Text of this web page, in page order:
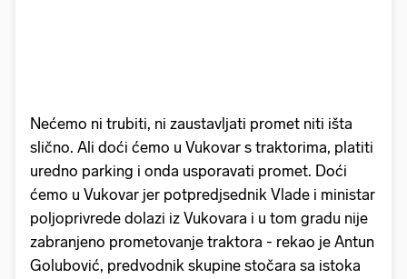
Nećemo ni trubiti, ni zaustavljati promet niti išta
slično. Ali doći ćemo u Vukovar s traktorima, platiti
uredno parking i onda usporavati promet. Doći
ćemo u Vukovar jer potpredjsednik Vlade i ministar
poljoprivrede dolazi iz Vukovara i u tom gradu nije
zabranjeno prometovanje traktora - rekao je Antun
Golubović, predvodnik skupine stočara sa istoka